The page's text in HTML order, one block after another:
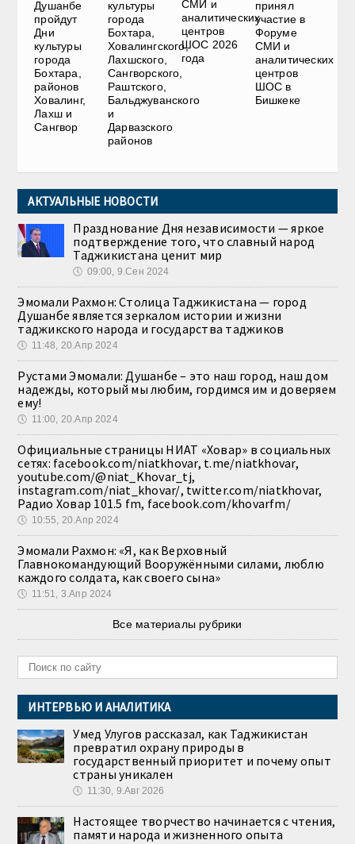
Душанбе
пройдут
Дни
культуры
города
Бохтара,
районов
Ховалинг,
Лахш и
Сангвор
культуры
города
Бохтара,
Ховалингского,
Лахшского,
Сангворского,
Раштского,
Бальджуванского
и
Дарвазского
районов
СМИ и
аналитических
центров
ШОС 2026
года
принял
участие в
Форуме
СМИ и
аналитических
центров
ШОС в
Бишкеке
АКТУАЛЬНЫЕ НОВОСТИ
Празднование Дня независимости — яркое
подтверждение того, что славный народ
Таджикистана ценит мир
🕔 09:00, 9.Сен 2024
Эмомали Рахмон: Столица Таджикистана — город
Душанбе является зеркалом истории и жизни
таджикского народа и государства таджиков
🕔 11:48, 20.Апр 2024
Рустами Эмомали: Душанбе – это наш город, наш дом
надежды, который мы любим, гордимся им и доверяем
ему!
🕔 11:00, 20.Апр 2024
Официальные страницы НИАТ «Ховар» в социальных
сетях: facebook.com/niatkhovar, t.me/niatkhovar,
youtube.com/@niat_Khovar_tj,
instagram.com/niat_khovar/, twitter.com/niatkhovar,
Радио Ховар 101.5 fm, facebook.com/khovarfm/
🕔 10:55, 20.Апр 2024
Эмомали Рахмон: «Я, как Верховный
Главнокомандующий Вооружёнными силами, люблю
каждого солдата, как своего сына»
🕔 11:51, 3.Апр 2024
Все материалы рубрики
ИНТЕРВЬЮ И АНАЛИТИКА
Умед Улугов рассказал, как Таджикистан
превратил охрану природы в
государственный приоритет и почему опыт
страны уникален
🕔 11:30, 9.Авг 2026
Настоящее творчество начинается с чтения,
памяти народа и жизненного опыта